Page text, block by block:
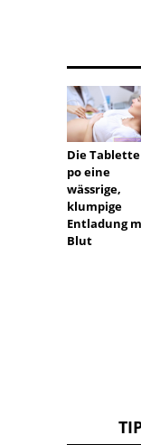
Die Tablette
po eine
wässrige,
klumpige
Entladung
Blut